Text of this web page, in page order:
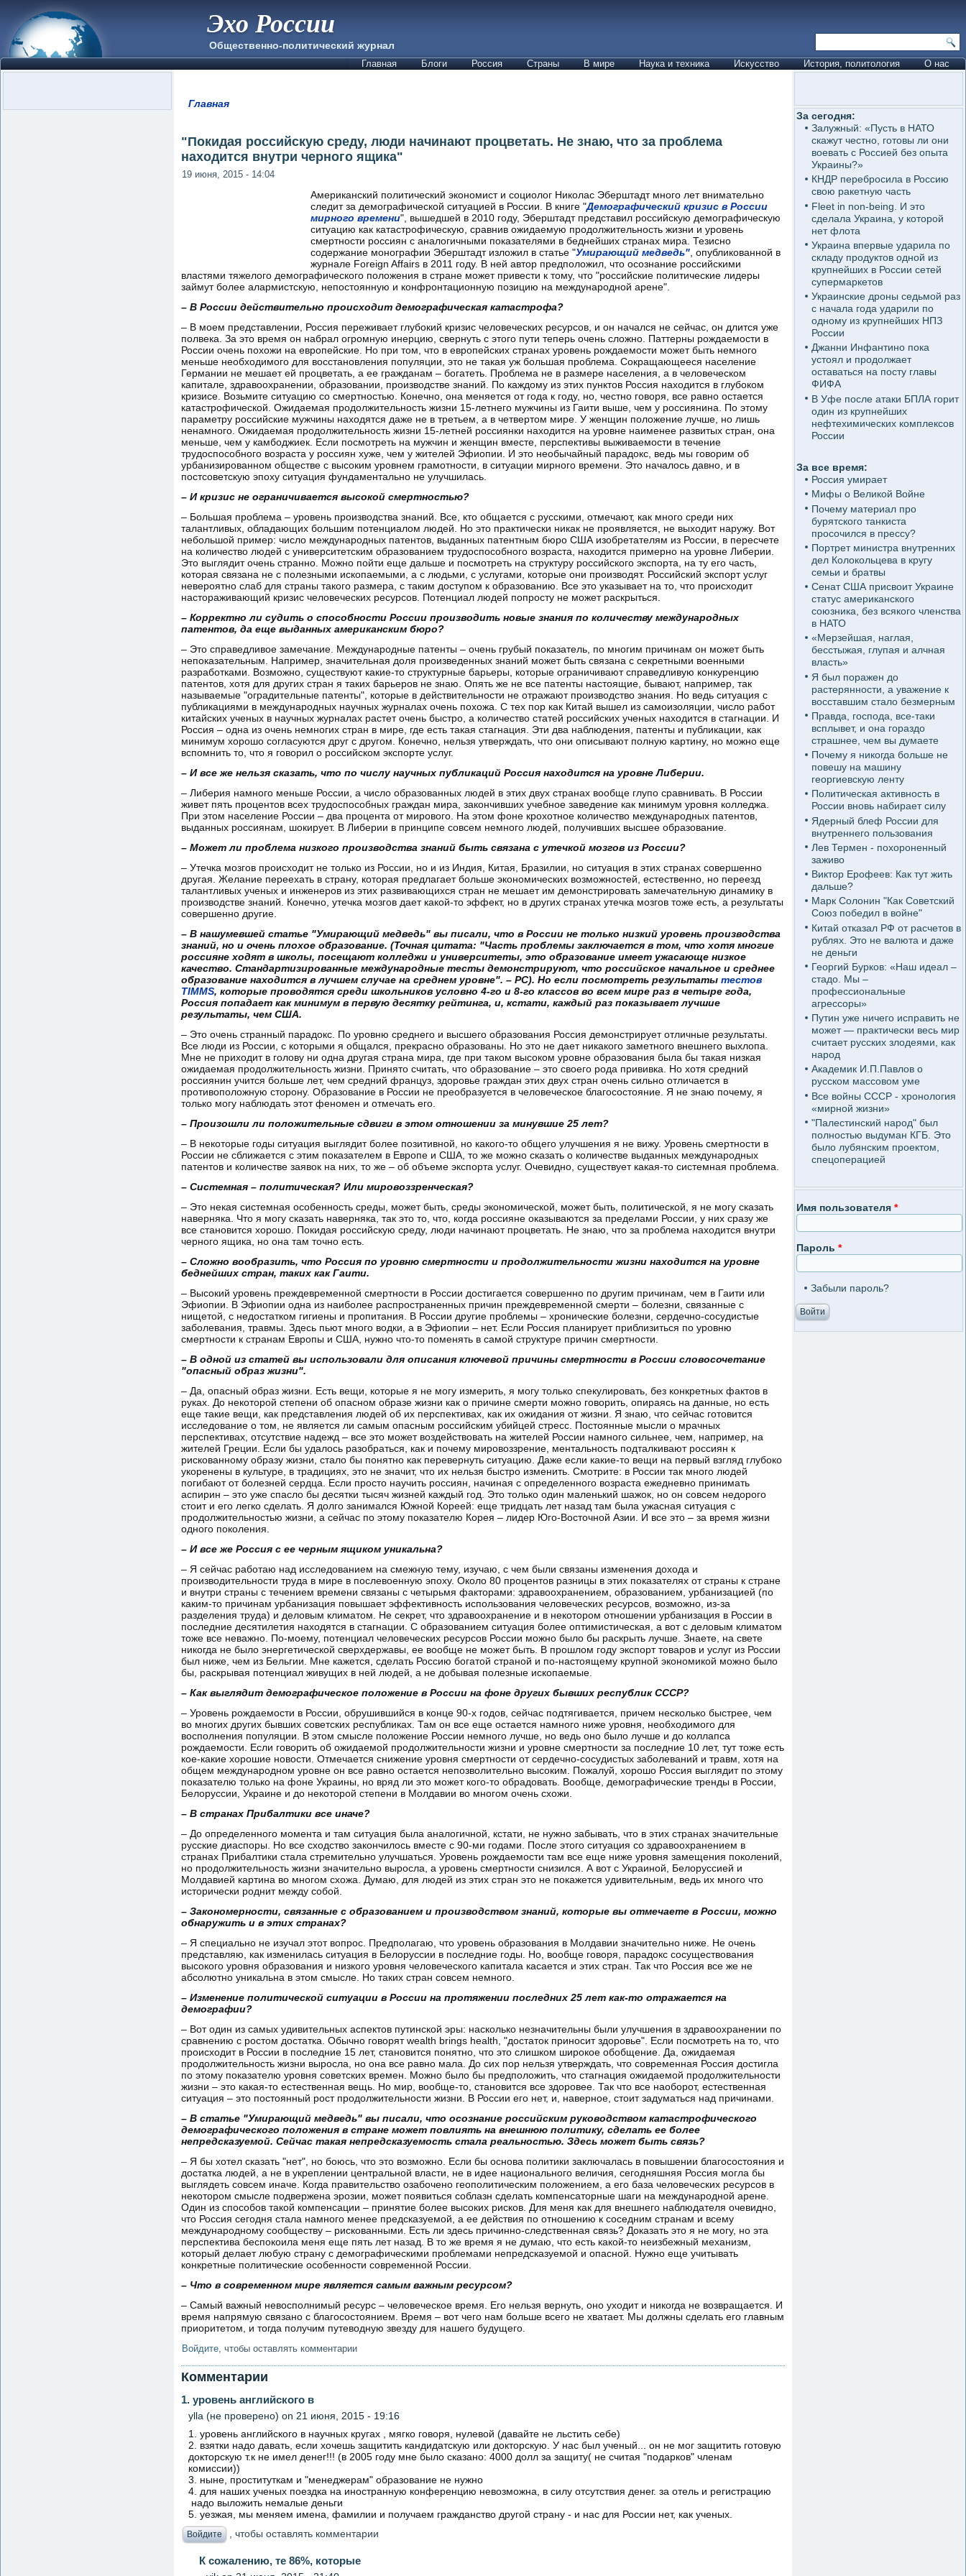
Эхо России
Общественно-политический журнал
Главная Блоги Россия Страны В мире Наука и техника Искусство История, политология О нас
Главная
"Покидая российскую среду, люди начинают процветать. Не знаю, что за проблема
находится внутри черного ящика"
19 июня, 2015 - 14:04
Американский политический экономист и социолог Николас Эберштадт много лет внимательно
следит за демографической ситуацией в России. В книге "Демографический кризис в России
мирного времени", вышедшей в 2010 году, Эберштадт представил российскую демографическую
ситуацию как катастрофическую, сравнив ожидаемую продолжительность жизни и уровень
смертности россиян с аналогичными показателями в беднейших странах мира. Тезисно
содержание монографии Эберштадт изложил в статье "Умирающий медведь" , опубликованной в
журнале Foreign Affairs в 2011 году. В ней автор предположил, что осознание российскими
властями тяжелого демографического положения в стране может привести к тому, что "российские политические лидеры
займут более алармистскую, непостоянную и конфронтационную позицию на международной арене".
– В России действительно происходит демографическая катастрофа?
– В моем представлении, Россия переживает глубокий кризис человеческих ресурсов, и он начался не сейчас, он длится уже
полвека. За это время он набрал огромную инерцию, свернуть с этого пути теперь очень сложно. Паттерны рождаемости в
России очень похожи на европейские. Но при том, что в европейских странах уровень рождаемости может быть немного
меньше необходимого для восстановления популяции, это не такая уж большая проблема. Сокращающееся население
Германии не мешает ей процветать, а ее гражданам – богатеть. Проблема не в размере населения, а в человеческом
капитале, здравоохранении, образовании, производстве знаний. По каждому из этих пунктов Россия находится в глубоком
кризисе. Возьмите ситуацию со смертностью. Конечно, она меняется от года к году, но, честно говоря, все равно остается
катастрофической. Ожидаемая продолжительность жизни 15-летнего мужчины из Гаити выше, чем у россиянина. По этому
параметру российские мужчины находятся даже не в третьем, а в четвертом мире. У женщин положение лучше, но лишь
ненамного. Ожидаемая продолжительность жизни 15-летней россиянки находится на уровне наименее развитых стран, она
меньше, чем у камбоджиек. Если посмотреть на мужчин и женщин вместе, перспективы выживаемости в течение
трудоспособного возраста у россиян хуже, чем у жителей Эфиопии. И это необычайный парадокс, ведь мы говорим об
урбанизированном обществе с высоким уровнем грамотности, в ситуации мирного времени. Это началось давно, и в
постсоветскую эпоху ситуация фундаментально не улучшилась.
– И кризис не ограничивается высокой смертностью?
– Большая проблема – уровень производства знаний. Все, кто общается с русскими, отмечают, как много среди них
талантливых, обладающих большим потенциалом людей. Но это практически никак не проявляется, не выходит наружу. Вот
небольшой пример: число международных патентов, выданных патентным бюро США изобретателям из России, в пересчете
на количество людей с университетским образованием трудоспособного возраста, находится примерно на уровне Либерии.
Это выглядит очень странно. Можно пойти еще дальше и посмотреть на структуру российского экспорта, на ту его часть,
которая связана не с полезными ископаемыми, а с людьми, с услугами, которые они производят. Российский экспорт услуг
невероятно слаб для страны такого размера, с таким доступом к образованию. Все это указывает на то, что происходит
настораживающий кризис человеческих ресурсов. Потенциал людей попросту не может раскрыться.
– Корректно ли судить о способности России производить новые знания по количеству международных
патентов, да еще выданных американским бюро?
– Это справедливое замечание. Международные патенты – очень грубый показатель, по многим причинам он может быть
непоказательным. Например, значительная доля произведенных знаний может быть связана с секретными военными
разработками. Возможно, существуют какие-то структурные барьеры, которые ограничивают справедливую конкуренцию
патентов, хотя для других стран я таких барьеров не знаю. Опять же не все патенты настоящие, бывают, например, так
называемые "оградительные патенты", которые в действительности не отражают производство знания. Но ведь ситуация с
публикациями в международных научных журналах очень похожа. С тех пор как Китай вышел из самоизоляции, число работ
китайских ученых в научных журналах растет очень быстро, а количество статей российских ученых находится в стагнации. И
Россия – одна из очень немногих стран в мире, где есть такая стагнация. Эти два наблюдения, патенты и публикации, как
минимум хорошо согласуются друг с другом. Конечно, нельзя утверждать, что они описывают полную картину, но можно еще
вспомнить то, что я говорил о российском экспорте услуг.
– И все же нельзя сказать, что по числу научных публикаций Россия находится на уровне Либерии.
– Либерия намного меньше России, а число образованных людей в этих двух странах вообще глупо сравнивать. В России
живет пять процентов всех трудоспособных граждан мира, закончивших учебное заведение как минимум уровня колледжа.
При этом население России – два процента от мирового. На этом фоне крохотное количество международных патентов,
выданных россиянам, шокирует. В Либерии в принципе совсем немного людей, получивших высшее образование.
– Может ли проблема низкого производства знаний быть связана с утечкой мозгов из России?
– Утечка мозгов происходит не только из России, но и из Индия, Китая, Бразилии, но ситуация в этих странах совершенно
другая. Желание переехать в страну, которая предлагает больше экономических возможностей, естественно, но переезд
талантливых ученых и инженеров из этих развивающихся стран не мешает им демонстрировать замечательную динамику в
производстве знаний. Конечно, утечка мозгов дает какой-то эффект, но в других странах утечка мозгов тоже есть, а результаты
совершенно другие.
– В нашумевшей статье "Умирающий медведь" вы писали, что в России не только низкий уровень производства
знаний, но и очень плохое образование. (Точная цитата: "Часть проблемы заключается в том, что хотя многие
россияне ходят в школы, посещают колледжи и университеты, это образование имеет ужасающе низкое
качество. Стандартизированные международные тесты демонстрируют, что российское начальное и среднее
образование находится в лучшем случае на среднем уровне". – РС). Но если посмотреть результаты тестов
TIMMS, которые проводятся среди школьников условно 4-го и 8-го классов во всем мире раз в четыре года,
Россия попадает как минимум в первую десятку рейтинга, и, кстати, каждый раз показывает лучшие
результаты, чем США.
– Это очень странный парадокс. По уровню среднего и высшего образования Россия демонстрирует отличные результаты.
Все люди из России, с которыми я общался, прекрасно образованы. Но это не дает никакого заметного внешнего выхлопа.
Мне не приходит в голову ни одна другая страна мира, где при таком высоком уровне образования была бы такая низкая
ожидаемая продолжительность жизни. Принято считать, что образование – это своего рода прививка. Но хотя средний
россиянин учится больше лет, чем средний француз, здоровье граждан этих двух стран очень сильно отличается в
противоположную сторону. Образование в России не преобразуется в человеческое благосостояние. Я не знаю почему, я
только могу наблюдать этот феномен и отмечать его.
– Произошли ли положительные сдвиги в этом отношении за минувшие 25 лет?
– В некоторые годы ситуация выглядит более позитивной, но какого-то общего улучшения я не вижу. Уровень смертности в
России не сближается с этим показателем в Европе и США, то же можно сказать о количестве выданных международных
патентов и количестве заявок на них, то же – об объеме экспорта услуг. Очевидно, существует какая-то системная проблема.
– Системная – политическая? Или мировоззренческая?
– Это некая системная особенность среды, может быть, среды экономической, может быть, политической, я не могу сказать
наверняка. Что я могу сказать наверняка, так это то, что, когда россияне оказываются за пределами России, у них сразу же
все становится хорошо. Покидая российскую среду, люди начинают процветать. Не знаю, что за проблема находится внутри
черного ящика, но она там точно есть.
– Сложно вообразить, что Россия по уровню смертности и продолжительности жизни находится на уровне
беднейших стран, таких как Гаити.
– Высокий уровень преждевременной смертности в России достигается совершенно по другим причинам, чем в Гаити или
Эфиопии. В Эфиопии одна из наиболее распространенных причин преждевременной смерти – болезни, связанные с
нищетой, с недостатком гигиены и пропитания. В России другие проблемы – хронические болезни, сердечно-сосудистые
заболевания, травмы. Здесь пьют много водки, а в Эфиопии – нет. Если Россия планирует приблизиться по уровню
смертности к странам Европы и США, нужно что-то поменять в самой структуре причин смертности.
– В одной из статей вы использовали для описания ключевой причины смертности в России словосочетание
"опасный образ жизни".
– Да, опасный образ жизни. Есть вещи, которые я не могу измерить, я могу только спекулировать, без конкретных фактов в
руках. До некоторой степени об опасном образе жизни как о причине смерти можно говорить, опираясь на данные, но есть
еще такие вещи, как представления людей об их перспективах, как их ожидания от жизни. Я знаю, что сейчас готовится
исследование о том, не является ли самым опасным российским убийцей стресс. Постоянные мысли о мрачных
перспективах, отсутствие надежд – все это может воздействовать на жителей России намного сильнее, чем, например, на
жителей Греции. Если бы удалось разобраться, как и почему мировоззрение, ментальность подталкивают россиян к
рискованному образу жизни, стало бы понятно как перевернуть ситуацию. Даже если какие-то вещи на первый взгляд глубоко
укоренены в культуре, в традициях, это не значит, что их нельзя быстро изменить. Смотрите: в России так много людей
погибают от болезней сердца. Если просто научить россиян, начиная с определенного возраста ежедневно принимать
аспирин – это уже спасло бы десятки тысяч жизней каждый год. Это только один маленький шажок, но он совсем недорого
стоит и его легко сделать. Я долго занимался Южной Кореей: еще тридцать лет назад там была ужасная ситуация с
продолжительностью жизни, а сейчас по этому показателю Корея – лидер Юго-Восточной Азии. И все это – за время жизни
одного поколения.
– И все же Россия с ее черным ящиком уникальна?
– Я сейчас работаю над исследованием на смежную тему, изучаю, с чем были связаны изменения дохода и
производительности труда в мире в послевоенную эпоху. Около 80 процентов разницы в этих показателях от страны к стране
и внутри страны с течением времени связаны с четырьмя факторами: здравоохранением, образованием, урбанизацией (по
каким-то причинам урбанизация повышает эффективность использования человеческих ресурсов, возможно, из-за
разделения труда) и деловым климатом. Не секрет, что здравоохранение и в некотором отношении урбанизация в России в
последние десятилетия находятся в стагнации. С образованием ситуация более оптимистическая, а вот с деловым климатом
тоже все неважно. По-моему, потенциал человеческих ресурсов России можно было бы раскрыть лучше. Знаете, на свете
никогда не было энергетической сверхдержавы, ее вообще не может быть. В прошлом году экспорт товаров и услуг из России
был ниже, чем из Бельгии. Мне кажется, сделать Россию богатой страной и по-настоящему крупной экономикой можно было
бы, раскрывая потенциал живущих в ней людей, а не добывая полезные ископаемые.
– Как выглядит демографическое положение в России на фоне других бывших республик СССР?
– Уровень рождаемости в России, обрушившийся в конце 90-х годов, сейчас подтягивается, причем несколько быстрее, чем
во многих других бывших советских республиках. Там он все еще остается намного ниже уровня, необходимого для
восполнения популяции. В этом смысле положение России немного лучше, но ведь оно было лучше и до коллапса
рождаемости. Если говорить об ожидаемой продолжительности жизни и уровне смертности за последние 10 лет, тут тоже есть
кое-какие хорошие новости. Отмечается снижение уровня смертности от сердечно-сосудистых заболеваний и травм, хотя на
общем международном уровне он все равно остается непозволительно высоким. Пожалуй, хорошо Россия выглядит по этому
показателю только на фоне Украины, но вряд ли это может кого-то обрадовать. Вообще, демографические тренды в России,
Белоруссии, Украине и до некоторой степени в Молдавии во многом очень схожи.
– В странах Прибалтики все иначе?
– До определенного момента и там ситуация была аналогичной, кстати, не нужно забывать, что в этих странах значительные
русские диаспоры. Но все сходство закончилось вместе с 90-ми годами. После этого ситуация со здравоохранением в
странах Прибалтики стала стремительно улучшаться. Уровень рождаемости там все еще ниже уровня замещения поколений,
но продолжительность жизни значительно выросла, а уровень смертности снизился. А вот с Украиной, Белоруссией и
Молдавией картина во многом схожа. Думаю, для людей из этих стран это не покажется удивительным, ведь их много что
исторически роднит между собой.
– Закономерности, связанные с образованием и производством знаний, которые вы отмечаете в России, можно
обнаружить и в этих странах?
– Я специально не изучал этот вопрос. Предполагаю, что уровень образования в Молдавии значительно ниже. Не очень
представляю, как изменилась ситуация в Белоруссии в последние годы. Но, вообще говоря, парадокс сосуществования
высокого уровня образования и низкого уровня человеческого капитала касается и этих стран. Так что Россия все же не
абсолютно уникальна в этом смысле. Но таких стран совсем немного.
– Изменение политической ситуации в России на протяжении последних 25 лет как-то отражается на
демографии?
– Вот один из самых удивительных аспектов путинской эры: насколько незначительны были улучшения в здравоохранении по
сравнению с ростом достатка. Обычно говорят wealth brings health, "достаток приносит здоровье". Если посмотреть на то, что
происходит в России в последние 15 лет, становится понятно, что это слишком широкое обобщение. Да, ожидаемая
продолжительность жизни выросла, но она все равно мала. До сих пор нельзя утверждать, что современная Россия достигла
по этому показателю уровня советских времен. Можно было бы предположить, что стагнация ожидаемой продолжительности
жизни – это какая-то естественная вещь. Но мир, вообще-то, становится все здоровее. Так что все наоборот, естественная
ситуация – это постоянный рост продолжительности жизни. В России его нет, и, наверное, стоит задуматься над причинами.
– В статье "Умирающий медведь" вы писали, что осознание российским руководством катастрофического
демографического положения в стране может повлиять на внешнюю политику, сделать ее более
непредсказуемой. Сейчас такая непредсказуемость стала реальностью. Здесь может быть связь?
– Я бы хотел сказать "нет", но боюсь, что это возможно. Если бы основа политики заключалась в повышении благосостояния и
достатка людей, а не в укреплении центральной власти, не в идее национального величия, сегодняшняя Россия могла бы
выглядеть совсем иначе. Когда правительство озабочено геополитическим положением, а его база человеческих ресурсов в
некотором смысле подвержена эрозии, может появиться соблазн сделать компенсаторные шаги на международной арене.
Один из способов такой компенсации – принятие более высоких рисков. Для меня как для внешнего наблюдателя очевидно,
что Россия сегодня стала намного менее предсказуемой, а ее действия по отношению к соседним странам и всему
международному сообществу – рискованными. Есть ли здесь причинно-следственная связь? Доказать это я не могу, но эта
перспектива беспокоила меня еще пять лет назад. В то же время я не думаю, что есть какой-то неизбежный механизм,
который делает любую страну с демографическими проблемами непредсказуемой и опасной. Нужно еще учитывать
конкретные политические особенности современной России.
– Что в современном мире является самым важным ресурсом?
– Самый важный невосполнимый ресурс – человеческое время. Его нельзя вернуть, оно уходит и никогда не возвращается. И
время напрямую связано с благосостоянием. Время – вот чего нам больше всего не хватает. Мы должны сделать его главным
приоритетом, и тогда получим путеводную звезду для нашего будущего.
Войдите , чтобы оставлять комментарии
Комментарии
1. уровень английского в
ylla (не проверено) on 21 июня, 2015 - 19:16
1. уровень английского в научных кругах , мягко говоря, нулевой (давайте не льстить себе)
2. взятки надо давать, если хочешь защитить кандидатскую или докторскую. У нас был ученый... он не мог защитить готовую
докторскую т.к не имел денег!!! (в 2005 году мне было сказано: 4000 долл за защиту( не считая "подарков" членам
комиссии))
3. ныне, проституткам и "менеджерам" образование не нужно
4. для наших ученых поездка на иностранную конференцию невозможна, в силу отсутствия денег. за отель и регистрацию
надо выложить немалые деньги
5. уезжая, мы меняем имена, фамилии и получаем гражданство другой страну - и нас для России нет, как ученых.
Войдите , чтобы оставлять комментарии
К сожалению, те 86%, которые
За сегодня:
Залужный: «Пусть в НАТО
скажут честно, готовы ли они
воевать с Россией без опыта
Украины?»
КНДР перебросила в Россию
свою ракетную часть
Fleet in non-being. И это
сделала Украина, у которой
нет флота
Украина впервые ударила по
складу продуктов одной из
крупнейших в России сетей
супермаркетов
Украинские дроны седьмой раз
с начала года ударили по
одному из крупнейших НПЗ
России
Джанни Инфантино пока
устоял и продолжает
оставаться на посту главы
ФИФА
В Уфе после атаки БПЛА горит
один из крупнейших
нефтехимических комплексов
России
За все время:
Россия умирает
Мифы о Великой Войне
Почему материал про
бурятского танкиста
просочился в прессу?
Портрет министра внутренних
дел Колокольцева в кругу
семьи и братвы
Сенат США присвоит Украине
статус американского
союзника, без всякого членства
в НАТО
«Мерзейшая, наглая,
бесстыжая, глупая и алчная
власть»
Я был поражен до
растерянности, а уважение к
восставшим стало безмерным
Правда, господа, все-таки
всплывет, и она гораздо
страшнее, чем вы думаете
Почему я никогда больше не
повешу на машину
георгиевскую ленту
Политическая активность в
России вновь набирает силу
Ядерный блеф России для
внутреннего пользования
Лев Термен - похороненный
заживо
Виктор Ерофеев: Как тут жить
дальше?
Марк Солонин "Как Советский
Союз победил в войне"
Китай отказал РФ от расчетов в
рублях. Это не валюта и даже
не деньги
Георгий Бурков: «Наш идеал –
стадо. Мы –
профессиональные
агрессоры»
Путин уже ничего исправить не
может — практически весь мир
считает русских злодеями, как
народ
Академик И.П.Павлов о
русском массовом уме
Все войны СССР - хронология
«мирной жизни»
"Палестинский народ" был
полностью выдуман КГБ. Это
было лубянским проектом,
спецоперацией
Имя пользователя *
Пароль *
Забыли пароль?